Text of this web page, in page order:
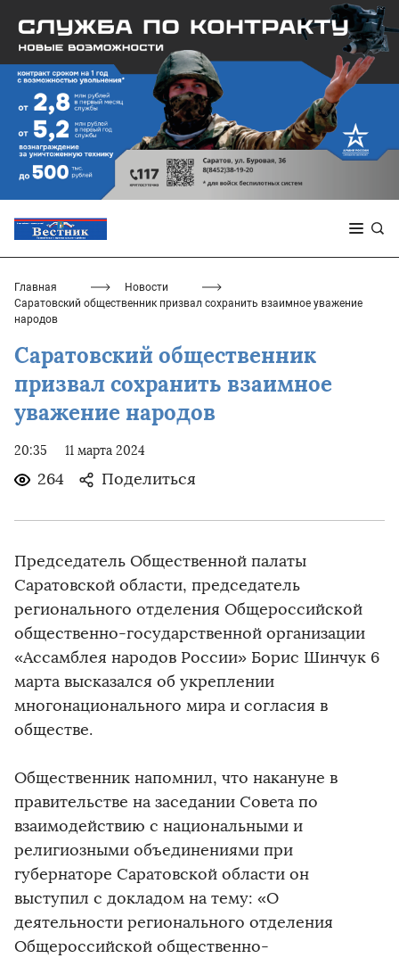
Главная
Новости
Саратовский общественник призвал сохранить взаимное уважение
народов
Саратовский общественник
призвал сохранить взаимное
уважение народов
20:35 11 марта 2024
264 Поделиться
Председатель Общественной палаты
Саратовской области, председатель
регионального отделения Общероссийской
общественно-государственной организации
«Ассамблея народов России» Борис Шинчук 6
марта высказался об укреплении
многонационального мира и согласия в
обществе.
Общественник напомнил, что накануне в
правительстве на заседании Совета по
взаимодействию с национальными и
религиозными объединениями при
губернаторе Саратовской области он
выступил с докладом на тему: «О
деятельности регионального отделения
Общероссийской общественно-